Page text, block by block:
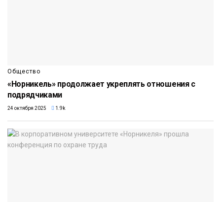
Общество
«Норникель» продолжает укреплять отношения с
подрядчиками
24 октября 2025 1.9k